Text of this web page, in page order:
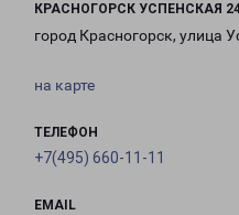
КРАСНОГОРСК УСПЕНСКАЯ
город Красногорск, улица
на карте
ТЕЛЕФОН
+7(495) 660-11-11
EMAIL